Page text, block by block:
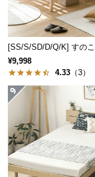
保
証
に
つ
会
員
規
約
畳は取り外し
畳は軽量なので
のお手入れがで
[SS/S/SD/D/
¥9,998
4.33 （3）